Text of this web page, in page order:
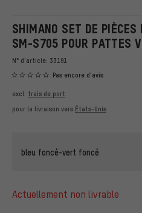
SHIMANO SET DE
SM-S705 POUR PATTES
N° d'article: 33191
Pas encore d'avis
excl. frais de port
pour la livraison vers États-Unis
bleu foncé-vert foncé
actuellement non livrable